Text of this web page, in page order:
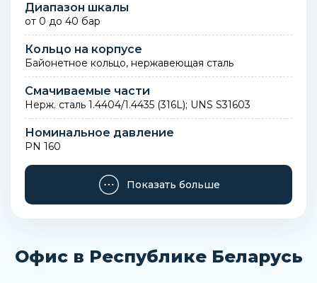
Диапазон шкалы
от 0 до 40 бар
Кольцо на корпусе
Байонетное кольцо, нержавеющая сталь
Смачиваемые части
Нерж. сталь 1.4404/1.4435 (316L); UNS S31603
Номинальное давление
PN 160
Резьбовое соединение
1/2" NPT внешняя
Номинальный размер
Стекло
Показать больше
Офис в Республике Беларусь